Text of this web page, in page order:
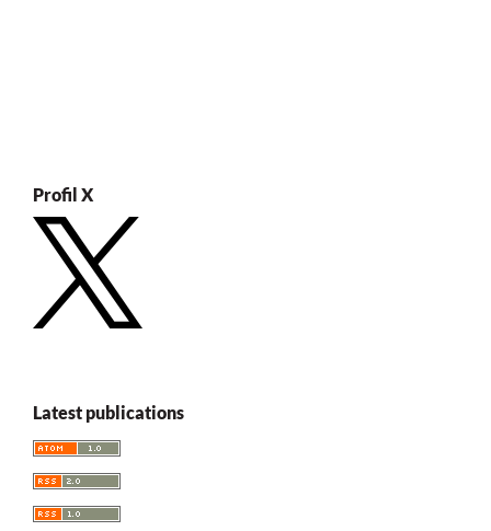
Profil X
Latest publications